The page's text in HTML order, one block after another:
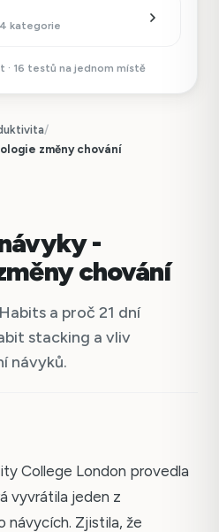
4 kategorie
· 16 testů na jednom místě
/
změny chování
-
chování
a proč 21 dní
stacking a vliv
návyků.
College London provedla
vyvrátila jeden z
návycích. Zjistila, že